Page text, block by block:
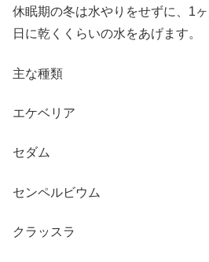
休眠期の冬は水やりをせずに、1
日に乾くくらいの水をあげます。
主な種類
エケベリア
セダム
センペルビウム
クラッスラ